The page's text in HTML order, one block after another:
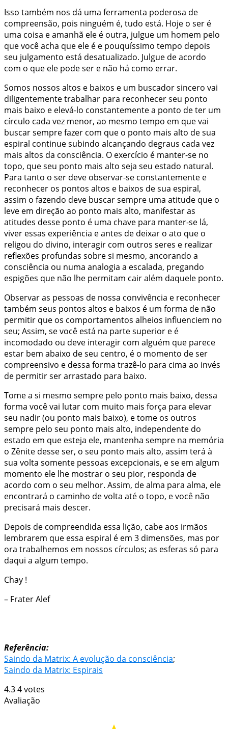
Isso também nos dá uma ferramenta poderosa de
compreensão, pois ninguém é, tudo está. Hoje o ser é
uma coisa e amanhã ele é outra, julgue um homem pelo
que você acha que ele é e pouquíssimo tempo depois
seu julgamento está desatualizado. Julgue de acordo
com o que ele pode ser e não há como errar.
Somos nossos altos e baixos e um buscador sincero vai
diligentemente trabalhar para reconhecer seu ponto
mais baixo e elevá-lo constantemente a ponto de ter um
círculo cada vez menor, ao mesmo tempo em que vai
buscar sempre fazer com que o ponto mais alto de sua
espiral continue subindo alcançando degraus cada vez
mais altos da consciência. O exercício é manter-se no
topo, que seu ponto mais alto seja seu estado natural.
Para tanto o ser deve observar-se constantemente e
reconhecer os pontos altos e baixos de sua espiral,
assim o fazendo deve buscar sempre uma atitude que o
leve em direção ao ponto mais alto, manifestar as
atitudes desse ponto é uma chave para manter-se lá,
viver essas experiência e antes de deixar o ato que o
religou do divino, interagir com outros seres e realizar
reflexões profundas sobre si mesmo, ancorando a
consciência ou numa analogia a escalada, pregando
espigões que não lhe permitam cair além daquele ponto.
Observar as pessoas de nossa convivência e reconhecer
também seus pontos altos e baixos é um forma de não
permitir que os comportamentos alheios influenciem no
seu; Assim, se você está na parte superior e é
incomodado ou deve interagir com alguém que parece
estar bem abaixo de seu centro, é o momento de ser
compreensivo e dessa forma trazê-lo para cima ao invés
de permitir ser arrastado para baixo.
Tome a si mesmo sempre pelo ponto mais baixo, dessa
forma você vai lutar com muito mais força para elevar
seu nadir (ou ponto mais baixo), e tome os outros
sempre pelo seu ponto mais alto, independente do
estado em que esteja ele, mantenha sempre na memória
o Zênite desse ser, o seu ponto mais alto, assim terá à
sua volta somente pessoas excepcionais, e se em algum
momento ele lhe mostrar o seu pior, responda de
acordo com o seu melhor. Assim, de alma para alma, ele
encontrará o caminho de volta até o topo, e você não
precisará mais descer.
Depois de compreendida essa lição, cabe aos irmãos
lembrarem que essa espiral é em 3 dimensões, mas por
ora trabalhemos em nossos círculos; as esferas só para
daqui a algum tempo.
Chay !
– Frater Alef
Referência:
Saindo da Matrix: A evolução da consciência;
Saindo da Matrix: Espirais
4.34votes
Avaliação